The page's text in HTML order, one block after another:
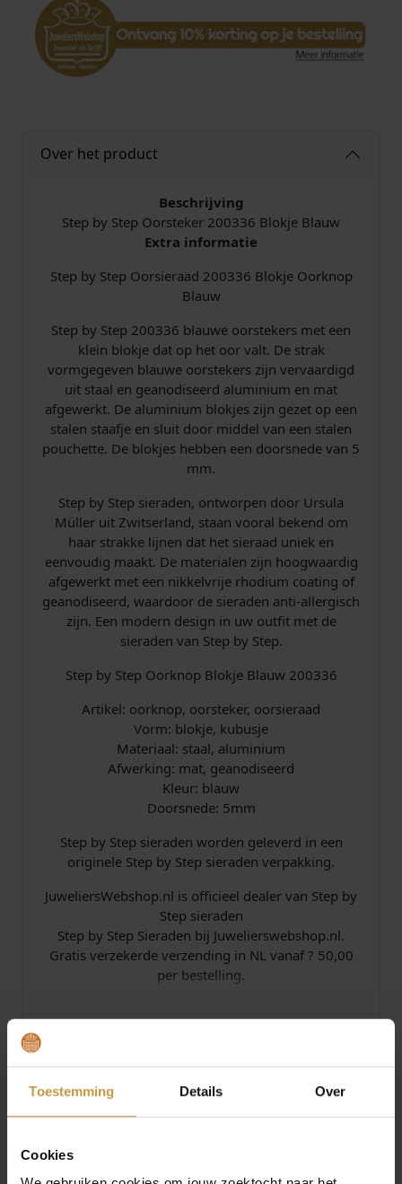
Toestemming Details Over
Cookies
t
e
0
6
a
a
a
n
t
a
l
Over het product
Beschrijving
Step by Step Oorsteker 200336 Blokje Blauw
Extra informatie
Step by Step Oorsieraad 200336 Blokje Oorknop
Blauw
Step by Step 200336 blauwe oorstekers met een
klein blokje dat op het oor valt. De strak
vormgegeven blauwe oorstekers zijn vervaardigd
uit staal en geanodiseerd aluminium en mat
afgewerkt. De aluminium blokjes zijn gezet op een
stalen staafje en sluit door middel van een stalen
pouchette. De blokjes hebben een doorsnede van 5
mm.
Step by Step sieraden, ontworpen door Ursula
Müller uit Zwitserland, staan vooral bekend om
haar strakke lijnen dat het sieraad uniek en
eenvoudig maakt. De materialen zijn hoogwaardig
afgewerkt met een nikkelvrije rhodium coating of
geanodiseerd, waardoor de sieraden anti-allergisch
zijn. Een modern design in uw outfit met de
sieraden van Step by Step.
Step by Step Oorknop Blokje Blauw 200336
Artikel: oorknop, oorsteker, oorsieraad
Vorm: blokje, kubusje
Materiaal: staal, aluminium
Afwerking: mat, geanodiseerd
Kleur: blauw
Doorsnede: 5mm
Step by Step sieraden worden geleverd in een
originele Step by Step sieraden verpakking.
JuweliersWebshop.nl is officieel dealer van Step by
Step sieraden
Step by Step Sieraden bij Juwelierswebshop.nl.
Gratis verzekerde verzending in NL vanaf ? 50,00
per bestelling.
Specificaties
Over Step by Step